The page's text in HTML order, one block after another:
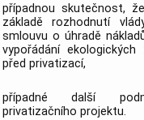
případnou skutečnost,
základě rozhodnutí
smlouvu o úhradě
vypořádání ekologických
před privatizací,
případné další
privatizačního projektu.